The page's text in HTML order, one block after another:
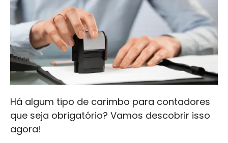
Há algum tipo de carimbo para contadores
que seja obrigatório? Vamos descobrir isso
agora!